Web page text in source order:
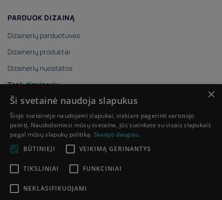
PARDUOK DIZAINĄ
Dizainerių parduotuvės
Dizainerių produktai
Dizainerių nuostatos
Tapk dizaineriu
ĮMONĖS REKVIZITAI
UAB „7 natos“
Į/k 304830886
PVM m.k. LT100011624412
P. Vileišio g. 17A, Vilnius 10306, III aukštas
×
Ši svetainė naudoja slapukus
Šioje svetainėje naudojami slapukai, siekiant pagerinti vartotojo
patirtį. Naudodamiesi mūsų svetaine, jūs sutinkate su visais slapukais
pagal mūsų slapukų politiką. Skaityti daugiau
BŪTINIEJI
VEIKIMĄ GERINANTYS
TIKSLINIAI FUNKCINIAI
NEKLASIFIKUOJAMI